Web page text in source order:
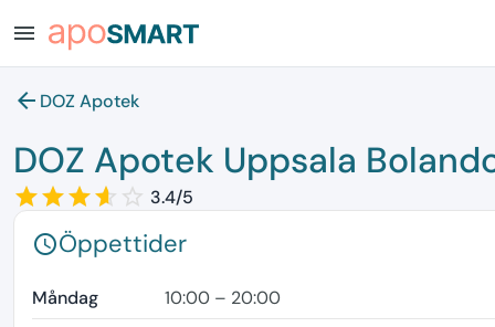
menu
arrow_back DOZ Apotek
DOZ Apotek Uppsala
star_borderstar_borderstar_borderstar_border star_border
starstarstarstar 3.4/5
scheduleÖppettider
Måndag
10:00 – 20:00